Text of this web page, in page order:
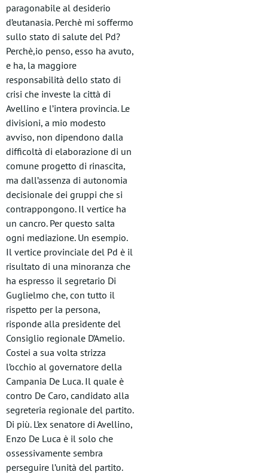
paragonabile al desiderio
d’eutanasia. Perchè mi soffermo
sullo stato di salute del Pd?
Perchè,io penso, esso ha avuto,
e ha, la maggiore
responsabilità dello stato di
crisi che investe la città di
Avellino e l’intera provincia. Le
divisioni, a mio modesto
avviso, non dipendono dalla
difficoltà di elaborazione di un
comune progetto di rinascita,
ma dall’assenza di autonomia
decisionale dei gruppi che si
contrappongono. Il vertice ha
un cancro. Per questo salta
ogni mediazione. Un esempio.
Il vertice provinciale del Pd è il
risultato di una minoranza che
ha espresso il segretario Di
Guglielmo che, con tutto il
rispetto per la persona,
risponde alla presidente del
Consiglio regionale D’Amelio.
Costei a sua volta strizza
l’occhio al governatore della
Campania De Luca. Il quale è
contro De Caro, candidato alla
segreteria regionale del partito.
Di più. L’ex senatore di Avellino,
Enzo De Luca è il solo che
ossessivamente sembra
perseguire l’unità del partito.